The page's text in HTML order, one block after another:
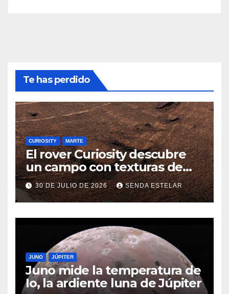
Te has perdido
CURIOSITY MARTE
El rover Curiosity descubre
un campo con texturas de
panal
30 DE JULIO DE 2026 SENDA ESTELAR
JUNO JÚPITER
Juno mide la temperatura de
Io, la ardiente luna de Júpiter